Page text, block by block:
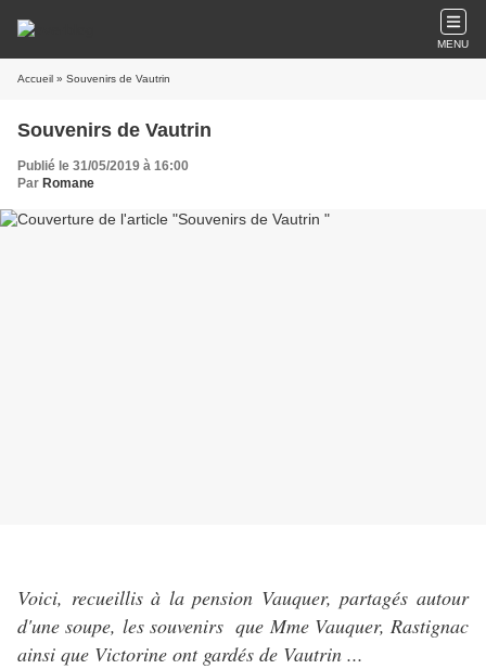
MENU
Accueil » Souvenirs de Vautrin
Souvenirs de Vautrin
Publié le 31/05/2019 à 16:00
Par Romane
Voici, recueillis à la pension Vauquer, partagés autour
d'une soupe, les souvenirs que Mme Vauquer, Rastignac
ainsi que Victorine ont gardés de Vautrin ...